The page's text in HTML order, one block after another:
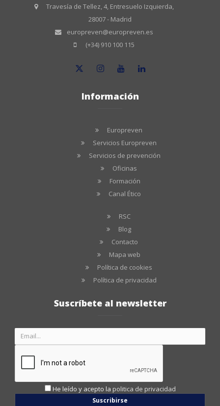
Travesía de Tellez, 4, Entresuelo Izquierda,
28007 - Madrid
europreven@europreven.es
(+34) 910 100 115
Información
Europreven
Servicios Europreven
Servicios de prevención
Oficinas
Formación
Canal Ético
RSC
Blog
Contacto
Mapa web
Política de cookies
Política de privacidad
Suscríbete al newsletter
He leído y acepto la politica de privacidad
Suscribirse